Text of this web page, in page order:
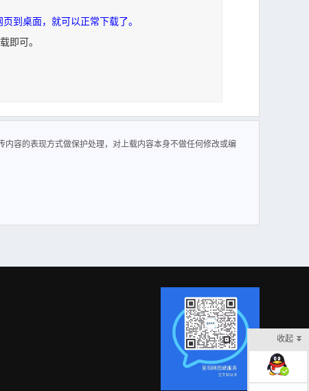
到桌面，就可以正常下载了。
即可。
容的表现方式做保护处理，对上载内容本身不做任何修改或编
收起
在线客服